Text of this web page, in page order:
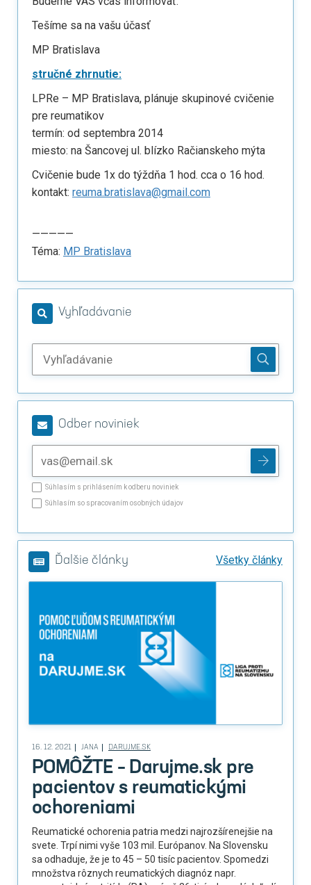
Tešíme sa na vašu účasť
MP Bratislava
stručné zhrnutie:
LPRe – MP Bratislava, plánuje skupinové cvičenie
pre reumatikov
termín: od septembra 2014
miesto: na Šancovej ul. blízko Račianskeho mýta
Cvičenie bude 1x do týždňa 1 hod. cca o 16 hod.
kontakt: reuma.bratislava@gmail.com
—————
Téma: MP Bratislava
Vyhľadávanie
Odber noviniek
Súhlasím s prihlásením k odberu noviniek
Súhlasím so spracovaním osobných údajov
Ďalšie články Všetky články
16. 12. 2021 JANA DARUJME.SK
POMÔŽTE – Darujme.sk pre
pacientov s reumatickými
ochoreniami
Reumatické ochorenia patria medzi najrozšírenejšie na
svete. Trpí nimi vyše 103 mil. Európanov. Na Slovensku
sa odhaduje, že je to 45 – 50 tisíc pacientov. Spomedzi
množstva rôznych reumatických diagnóz napr.